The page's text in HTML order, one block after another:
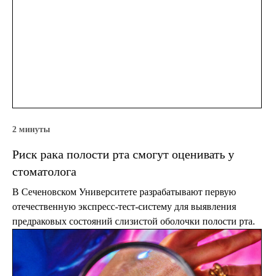
2 минуты
Риск рака полости рта смогут оценивать у
стоматолога
В Сеченовском Университете разрабатывают первую
отечественную экспресс-тест-систему для выявления
предраковых состояний слизистой оболочки полости рта.